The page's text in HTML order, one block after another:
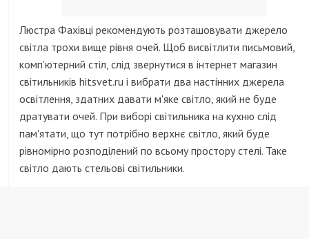
Люстра Фахівці рекомендують розташовувати джерело
світла трохи вище рівня очей. Щоб висвітлити письмовий,
комп'ютерний стіл, слід звернутися в інтернет магазин
світильників hitsvet.ru і вибрати два настінних джерела
освітлення, здатних давати м'яке світло, який не буде
дратувати очей. При виборі світильника на кухню слід
пам'ятати, що тут потрібно верхнє світло, який буде
рівномірно розподілений по всьому простору стелі. Таке
світло дають стельові світильники.